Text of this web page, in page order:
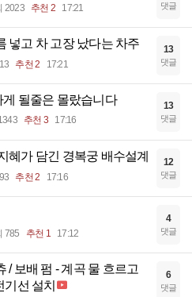
2023 추천 2 17:21 댓글
넣고 차 고장 났다는 차주
추천 2 17:21
13
댓글
게 될줄은 몰랐습니다
추천 3 17:16
13
댓글
혜가 담긴 경복궁 배수설계
추천 2 17:16
12
댓글
785 추천 1 17:12
4
댓글
/ 보배 펌 - 계곡 물 흐르고
선 설치
6
댓글